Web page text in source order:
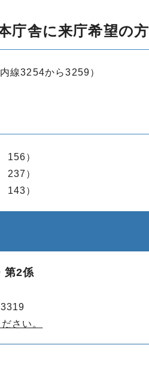
庁舎に来庁希望の方
3254から3259）
156）
237）
143）
第2係
さい。